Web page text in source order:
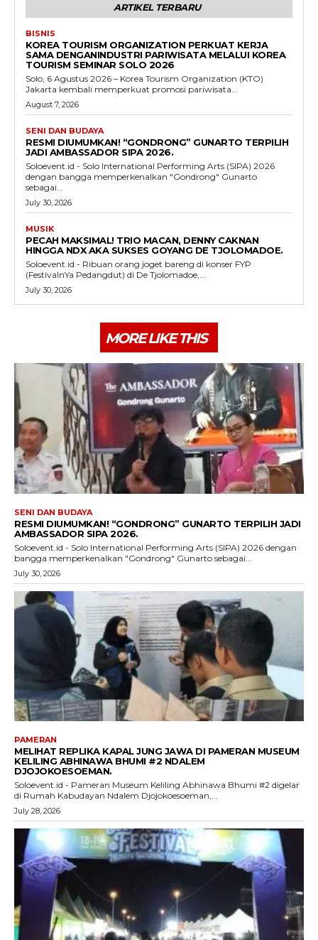
ARTIKEL TERBARU
BISNIS
KOREA TOURISM ORGANIZATION PERKUAT KERJA
SAMA DENGANINDUSTRI PARIWISATA MELALUI KOREA
TOURISM SEMINAR SOLO 2026
Solo, 6 Agustus 2026 – Korea Tourism Organization (KTO)
Jakarta kembali memperkuat promosi pariwisata...
August 7, 2026
SENI DAN BUDAYA
RESMI DIUMUMKAN! “GONDRONG” GUNARTO TERPILIH
JADI AMBASSADOR SIPA 2026.
Soloevent.id - Solo International Performing Arts (SIPA) 2026
dengan bangga memperkenalkan "Gondrong" Gunarto
sebagai...
July 30, 2026
MUSIK
PECAH MAKSIMAL! TRIO MACAN, DENNY CAKNAN
HINGGA NDX AKA SUKSES GOYANG DE TJOLOMADOE.
Soloevent.id - Ribuan orang joget bareng di konser FYP
(FestivalnYa Pedangdut) di De Tjolomadoe,...
July 30, 2026
MORE LIKE THIS
SENI DAN BUDAYA
RESMI DIUMUMKAN! “GONDRONG” GUNARTO TERPILIH JADI
AMBASSADOR SIPA 2026.
Soloevent.id - Solo International Performing Arts (SIPA) 2026 dengan
bangga memperkenalkan "Gondrong" Gunarto sebagai...
July 30, 2026
PAMERAN
MELIHAT REPLIKA KAPAL JUNG JAWA DI PAMERAN MUSEUM
KELILING ABHINAWA BHUMI #2 NDALEM
DJOJOKOESOEMAN.
Soloevent.id - Pameran Museum Keliling Abhinawa Bhumi #2 digelar
di Rumah Kabudayan Ndalem Djojokoesoeman,...
July 28, 2026